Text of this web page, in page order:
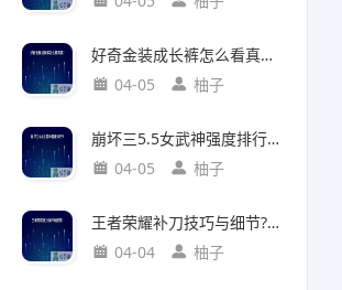
好奇金装成长裤怎么看真假?(好奇金装成长裤怎么看真假鉴别)
04-05
柚子
崩坏三5.5女武神强度排行?(崩坏三5.2女武神强度)
04-05
柚子
王者荣耀补刀技巧与细节?(王者荣耀补刀技巧视频)
04-04
柚子